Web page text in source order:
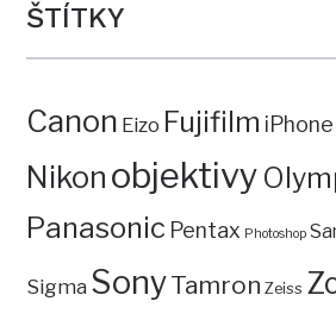
ŠTÍTKY
Canon Eizo Fujifilm iPhone
Nikon objektivy
Panasonic Pentax Photoshop
Sigma SonyTamron Zeiss